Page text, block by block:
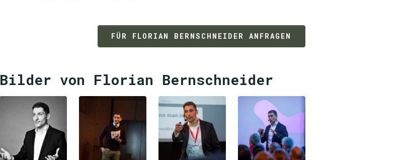
FÜR FLORIAN BERNSCHNEIDER ANFRAGEN
Bilder von Florian Bernschneider